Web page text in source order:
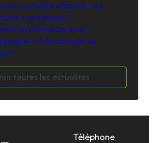
ou maître d'œuvre : qui
pour votre projet ?
un architecte vous
t-il du concept au
?
toutes les actualités
Téléphone